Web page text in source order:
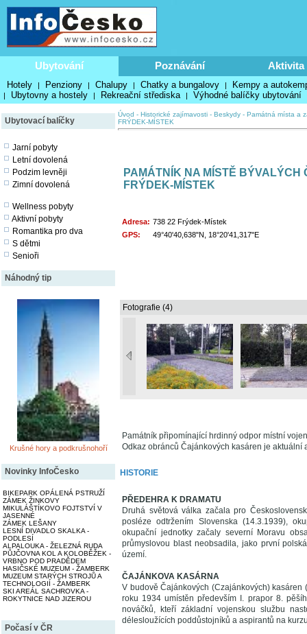
Ubytování Poznávání Aktivita
Hotely | Penziony | Chalupy | Chatky a bungalovy | Kempy a
| Ubytovny a hostely | Rekreační střediska | Výhodné balíčky ubytování
Ubytovací balíčky
Jarní pobyty
Letní dovolená
Podzim levněji
Zimní dovolená
Wellness pobyty
Aktivní pobyty
Romantika pro dva
S dětmi
Senioři
Náhodný tip
Krušné hory a podkrušnohoří
Novinky InfoČesko
BIKEPARK OPÁLENÁ PSTRUŽÍ
ZÁMEK ŽINKOVY
MIKULÁŠTÍKOVO FOJTSTVÍ V
JASENNÉ
ZÁMEK LEŠANY
LESNÍ DIVADLO SKALKA -
PODLESÍ
ALPALOUKA - ŽELEZNÁ RUDA
PŮJČOVNA KOL A KOLOBĚŽEK -
VRBNO POD PRADĚDEM
HASIČSKÉ MUZEUM - ŽAMBERK
MUZEUM STARÝCH STROJŮ A
TECHNOLOGIÍ - ŽAMBERK
SKI AREÁL SACHROVKA -
ROKYTNICE NAD JIZEROU
Počasí v ČR
Úvod - Historické zajímavosti - Beskydy - Památná místa a
FRÝDEK-MÍSTEK
PAMÁTNÍK NA MÍSTĚ
FRÝDEK-MÍSTEK
Adresa: 738 22 Frýdek-Místek
GPS:
49°40'40,638"N, 18°20'41,317"E
Fotografie (4)
Památník připomínající hrdinný odpor místní
Odkaz obránců Čajánkových kasáren je aktuální
HISTORIE
PŘEDEHRA K DRAMATU
Druhá světová válka začala pro
posléze odtržením Slovenska (14.3.1939),
okupační jednotky začaly severní Moravu
průmyslovou blast neobsadila, jako první
území.
ČAJÁNKOVA KASÁRNA
V budově Čajánkových (Czajánkových)
roku 1934 umístěn především I. prapor 8.
nováčků, kteří základní vojenskou službu
délesloužících poddůstojníků a aspirantů na